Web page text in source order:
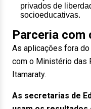
privados de
socioeducativas.
Parceria com
As aplicações fora
com o Ministério das
Itamaraty.
As secretarias de